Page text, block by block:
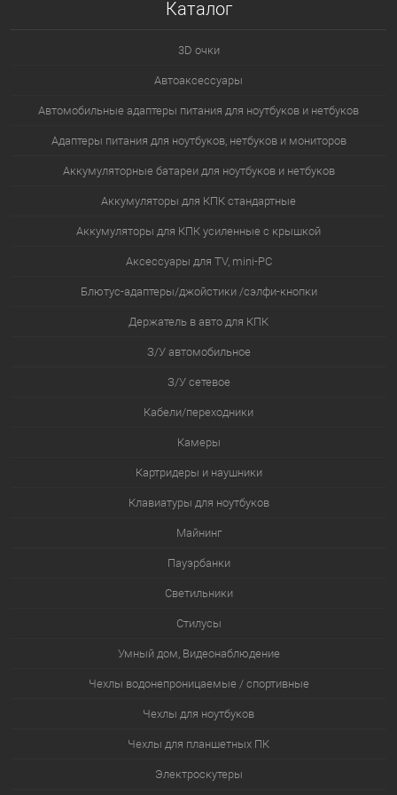
касающегося Вашего бизнеса. Ведь от того, как партнёр
Каталог
3D очки
Автоаксессуары
Автомобильные адаптеры питания для ноутбуков и нетбуков
Адаптеры питания для ноутбуков, нетбуков и мониторов
Аккумуляторные батареи для ноутбуков и нетбуков
Аккумуляторы для КПК стандартные
Аккумуляторы для КПК усиленные с крышкой
Аксессуары для TV, mini-PC
Блютус-адаптеры/джойстики /сэлфи-кнопки
Держатель в авто для КПК
З/У автомобильное
З/У сетевое
Кабели/переходники
Камеры
Картридеры и наушники
Клавиатуры для ноутбуков
Майнинг
Пауэрбанки
Светильники
Стилусы
Умный дом, Видеонаблюдение
Чехлы водонепроницаемые / спортивные
Чехлы для ноутбуков
Чехлы для планшетных ПК
Электроскутеры